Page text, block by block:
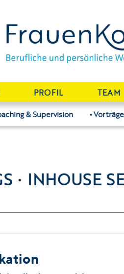
& Supervision Vorträge
PROFIL TEAM
· INHOUSE